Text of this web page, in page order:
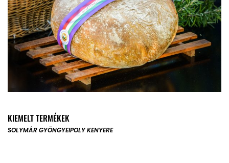
KIEMELT TERMÉKEK
SOLYMÁR GYÖNGYEIPOLY KENYERE